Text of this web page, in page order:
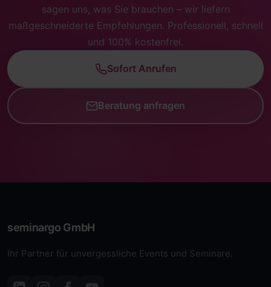
sagen uns, was Sie brauchen – wir liefern
maßgeschneiderte Empfehlungen. Professionell, schnell
und 100% kostenfrei.
Sofort Anrufen
Beratung anfragen
seminargo GmbH
Ihr Partner für unvergessliche Events und Seminare.